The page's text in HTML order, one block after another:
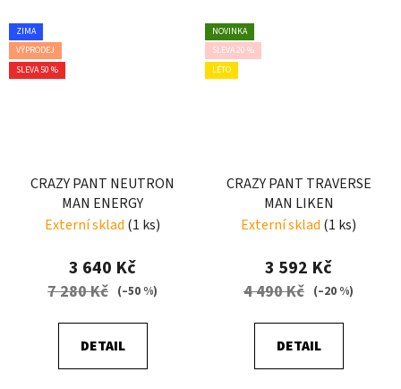
ZIMA
VÝPRODEJ
SLEVA 50 %
CRAZY PANT NEUTRON
MAN ENERGY
Externí sklad (1 ks)
3 640 Kč
7 280 Kč (–50 %)
DETAIL
NOVINKA
SLEVA 20 %
LÉTO
CRAZY PANT TRAVERSE
MAN LIKEN
Externí sklad (1 ks)
3 592 Kč
4 490 Kč (–20 %)
DETAIL